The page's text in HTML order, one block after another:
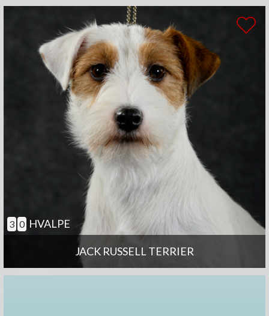
JACK RUSSELL TERRIER
3 0 HVALPE